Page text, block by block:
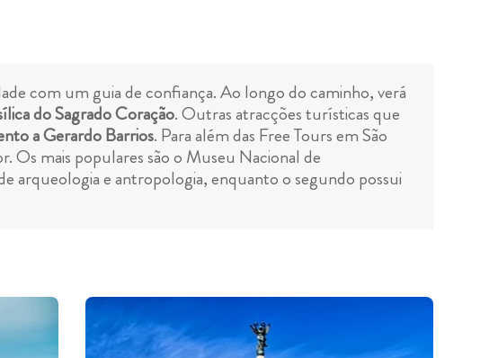
com um guia de confiança. Ao longo do caminho, verá
do Sagrado Coração. Outras atracções turísticas que
a Gerardo Barrios. Para além das Free Tours em São
Os mais populares são o Museu Nacional de
e antropologia, enquanto o segundo possui